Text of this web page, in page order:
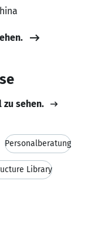
zu sehen.
Personalberatung
Library